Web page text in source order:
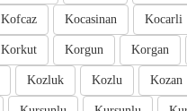
Kocarli
Kocasinan
Kofcaz
Korgan
Korgun
Korkut
Kozan
Kozlu
Kozluk